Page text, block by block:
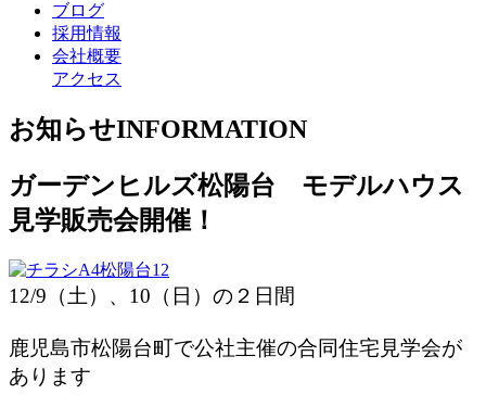
ブログ
採用情報
会社概要
アクセス
お知らせINFORMATION
ガーデンヒルズ松陽台 モデルハウス
見学販売会開催！
12/9（土）、10（日）の２日間
鹿児島市松陽台町で公社主催の合同住宅見学会が
あります